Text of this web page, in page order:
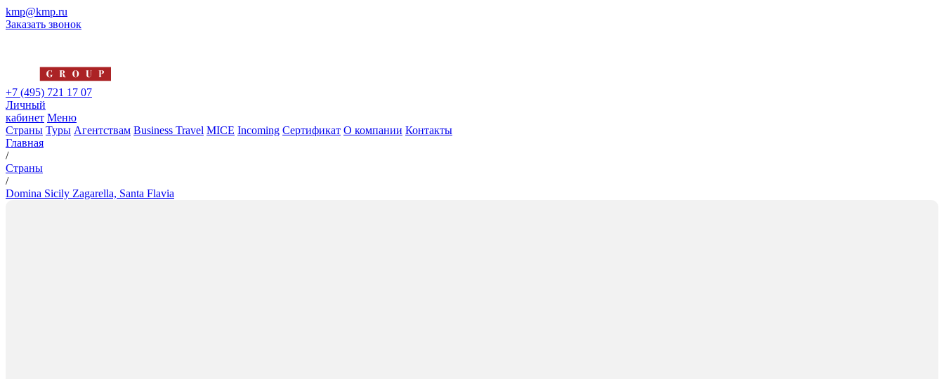
kmp@kmp.ru
Заказать звонок
+7 (495) 721 17 07
Личный
кабинет Меню
Страны Туры Агентствам Business Travel MICE Incoming Сертификат О компании Контакты
Главная
/
Страны
/
Domina Sicily Zagarella, Santa Flavia